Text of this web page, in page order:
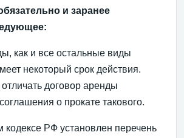
и заранее
как и все остальные виды
некоторый срок действия.
договор аренды
о прокате такового.
кодексе РФ установлен перечень